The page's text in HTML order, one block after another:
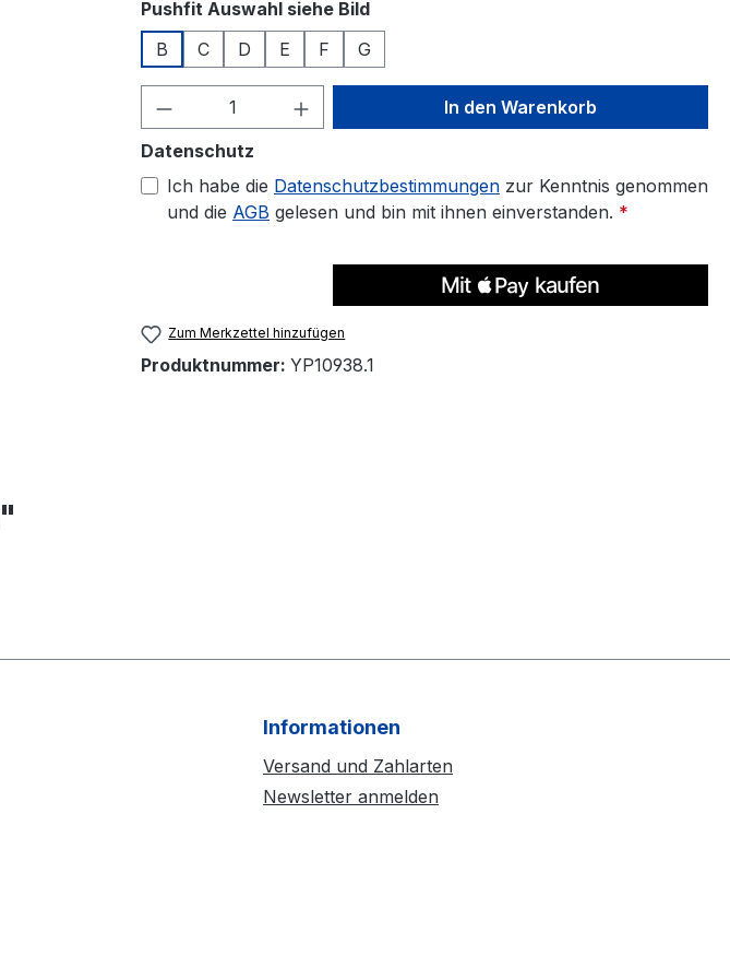
Pushfit Auswahl siehe Bildauswählen
B
C D E F G
Produkt Anzahl: Gib den gewünschten Wert
In den Warenkorb
Datenschutz
Ich habe die Datenschutzbestimmungen zur Kenntnis genommen
und die AGB gelesen und bin mit ihnen einverstanden. *
Zum Merkzettel hinzufügen
Produktnummer: YP10938.1
Informationen
Versand und Zahlarten
Newsletter anmelden